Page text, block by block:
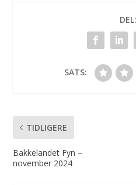
DEL:
SATS:
TIDLIGERE
Bakkelandet Fyn –
november 2024